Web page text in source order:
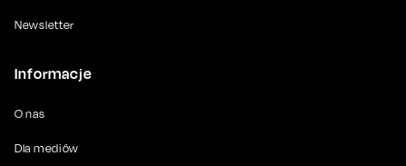
Newsletter
Informacje
O nas
Dla mediów